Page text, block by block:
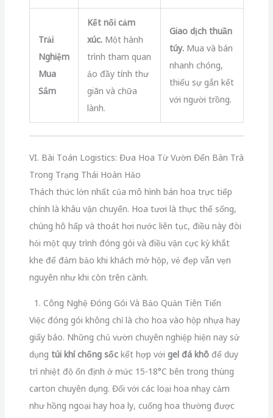
Trải
Nghiệm
Mua
Sắm
Kết nối cảm
xúc.Một hành
trình tham quan
ảo đầy tính thư
giãn và chữa
lành.
Giao dịch thuần
túy.Mua và bán
nhanh chóng,
thiếu sự gắn kết
với người trồng.
VI. Bài Toán Logistics: Đưa Hoa Từ Vườn Đến Bàn Trà
Trong Trạng Thái Hoàn Hảo
Thách thức lớn nhất của mô hình bán hoa trực tiếp
chính là khâu vận chuyển. Hoa tươi là thực thể sống,
chúng hô hấp và thoát hơi nước liên tục, điều này đòi
hỏi một quy trình đóng gói và điều vận cực kỳ khắt
khe để đảm bảo khi khách mở hộp, vẻ đẹp vẫn vẹn
nguyên như khi còn trên cành.
1. Công Nghệ Đóng Gói Và Bảo Quản Tiên Tiến
Việc đóng gói không chỉ là cho hoa vào hộp nhựa hay
giấy báo. Những chủ vườn chuyên nghiệp hiện nay sử
dụng túi khí chống sốckết hợp với gel đá khôđể duy
trì nhiệt độ ổn định ở mức 15-18°C bên trong thùng
carton chuyên dụng. Đối với các loại hoa nhạy cảm
như hồng ngoại hay hoa ly, cuống hoa thường được